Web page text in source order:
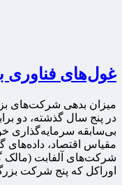
غول‌های فناوری
میزان بدهی شرکت‌های
در پنج سال گذشته، دو
بی‌سابقه سرمایه‌گذاری
مقیاس اقتصاد،
شرکت‌های آلفابت (مالک
اوراکل که پنج شرکت